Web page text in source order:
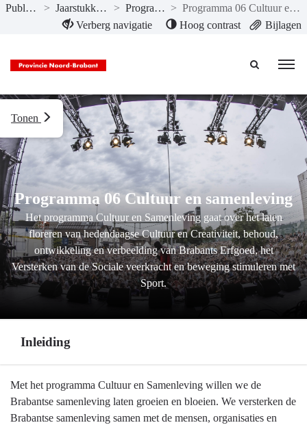
Naar hoofdinhoud
Publicaties > Jaarstukken 2019 > Programma’s >
Programma 06 Cultuur en samenleving
Verberg navigatie
Hoog contrast Bijlagen
Programma 06 Cultuur en samenleving
Het programma Cultuur en Samenleving gaat over het laten
floreren van hedendaagse Cultuur en Creativiteit, behoud,
ontwikkeling en verbeelding van Brabants Erfgoed, het
Versterken van de Sociale veerkracht en beweging stimuleren met
Sport.
Tonen
Inleiding
Terug
naar
navigatie
Met het programma Cultuur en Samenleving willen we de
Brabantse samenleving laten groeien en bloeien. We versterken de
Brabantse samenleving samen met de mensen, organisaties en